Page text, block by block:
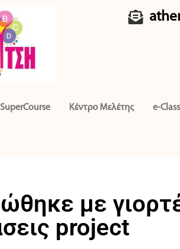
Κέντρο Μελέτης e-Class
με
project